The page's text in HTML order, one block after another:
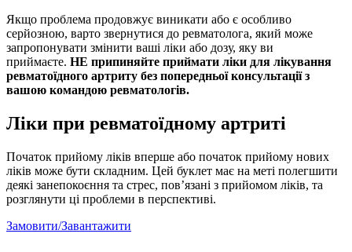
Якщо проблема продовжує виникати або є особливо
серйозною, варто звернутися до ревматолога, який може
запропонувати змінити ваші ліки або дозу, яку ви
приймаєте. НЕ припиняйте приймати ліки для лікування
ревматоїдного артриту без попередньої консультації з
вашою командою ревматологів.
Ліки при ревматоїдному артриті
Початок прийому ліків вперше або початок прийому нових
ліків може бути складним. Цей буклет має на меті полегшити
деякі занепокоєння та стрес, пов’язані з прийомом ліків, та
розглянути ці проблеми в перспективі.
Замовити/Завантажити